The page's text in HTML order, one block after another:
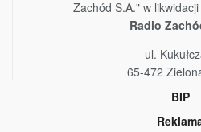
Zachód S.A." w
Radio
ul.
65-472
BIP